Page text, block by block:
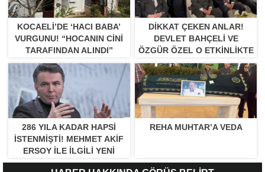
KOCAELI’DE ‘HACI BABA’
VURGUNU! “HOCANIN CINI
TARAFINDAN ALINDI”
DIKKAT ÇEKEN ANLAR!
DEVLET BAHÇELI VE
ÖZGÜR ÖZEL O ETKINLIKTE
BIR ARAYA GELDILER
286 YILA KADAR HAPSI
ISTENMIŞTI! MEHMET AKIF
ERSOY ILE ILGILI YENI
GELIŞME
REHA MUHTAR’A VEDA